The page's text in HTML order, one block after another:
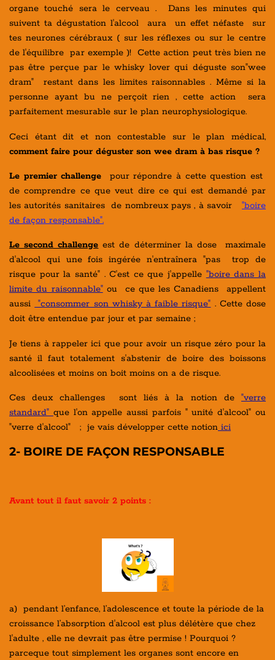
organe touché sera le cerveau .
Dans les minutes qui
suivent ta dégustation l'alcool aura un effet néfaste sur
tes neurones cérébraux ( sur les réflexes ou sur le centre
de l'équilibre par exemple )! Cette action peut très bien ne
pas être perçue par le whisky lover qui déguste son"wee
dram" restant dans les limites raisonnables . Même si la
personne ayant bu ne perçoit rien , cette action sera
parfaitement mesurable sur le plan neurophysiologique.
Ceci étant dit et non contestable sur le plan médical,
comment faire pour déguster son wee dram à bas risque ?
Le premier challenge
pour répondre à cette question est
de comprendre ce que veut dire ce qui est demandé par
les autorités sanitaires de nombreux pays , à savoir "boire
de façon responsable".
Le second challenge est de déterminer la dose maximale
d'alcool qui une fois ingérée n'entraînera "pas trop de
risque pour la santé" . C'est ce que j'appelle "boire dans la
limite du raisonnable"ou ce que les Canadiens appellent
aussi
"consommer son whisky à faible risque" . Cette dose
doit être entendue par jour et par semaine ;
Je tiens à rappeler ici que pour avoir un risque zéro pour la
santé il faut totalement s'abstenir de boire des boissons
alcoolisées et moins on boit moins on a de risque.
Ces deux challenges sont liés à la notion de "verre
standard" que l'on appelle aussi parfois " unité d'alcool" ou
"verre d'alcool" ; je vais développer cette notion ici
2- BOIRE DE FAÇON RESPONSABLE
Avant tout il faut savoir 2 points :
a) pendant l’enfance, l’adolescence et toute la période de la
croissance l’absorption d'alcool est plus délétère que chez
l'adulte , elle ne devrait pas être permise ! Pourquoi ?
parceque tout simplement les organes sont encore en